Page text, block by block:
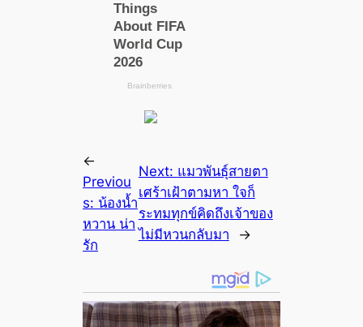
←
Previou
s: น้องน้ำ
หวาน น่า
รัก
Next: แมวพันธุ์สายตา
เศร้าเฝ้าตามหา ใจก็
ระทมทุกข์คิดถึงเจ้าของ
ไม่มีหวนกลับมา
→